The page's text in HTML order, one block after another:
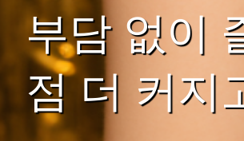
부담 없이
점 더 커지